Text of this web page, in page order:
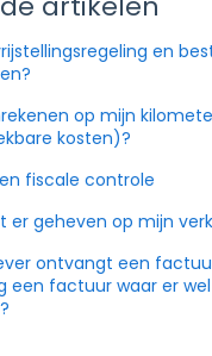
en
op mijn
kosten)?
fiscale controle
er geheven op mijn
ontvangt een
een factuur waar er